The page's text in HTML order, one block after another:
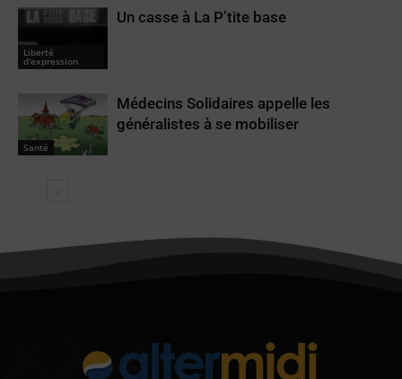
Liberté
d'expression
Un casse à La P’tite base
Santé
Médecins Solidaires appelle les
généralistes à se mobiliser